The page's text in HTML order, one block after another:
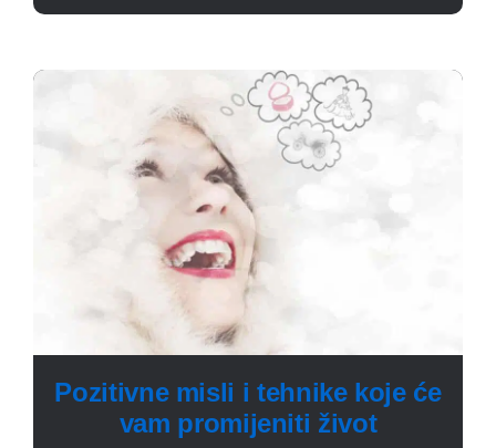
Pozitivne misli i tehnike koje će
vam promijeniti život